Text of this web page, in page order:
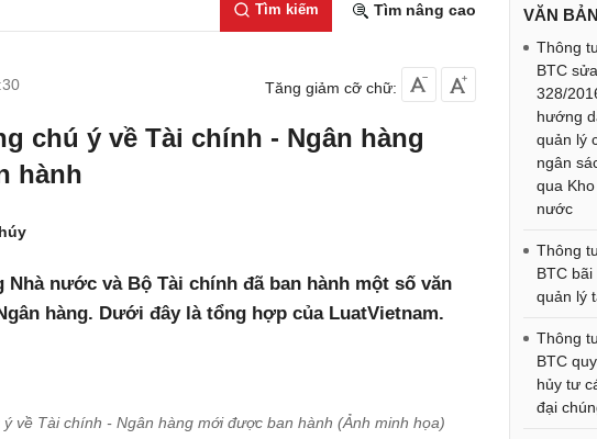
Tìm kiếm Tìm nâng cao
Tăng giảm cỡ chữ:
chú ý về Tài chính - Ngân hàng
hành
Nhà nước và Bộ Tài chính đã ban hành một số văn
hàng. Dưới đây là tổng hợp của LuatVietnam.
về Tài chính - Ngân hàng mới được ban hành (Ảnh minh họa)
VĂN
Thông
BTC
328/
hướng
quản lý
ngân
qua
nước
Thông
BTC
quản lý
Thông
BTC
hủy tư
đại